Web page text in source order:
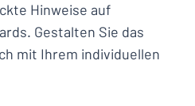
Hinweise auf
Gestalten Sie das
mit Ihrem individuellen